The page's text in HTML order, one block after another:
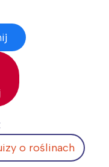
o roślinach